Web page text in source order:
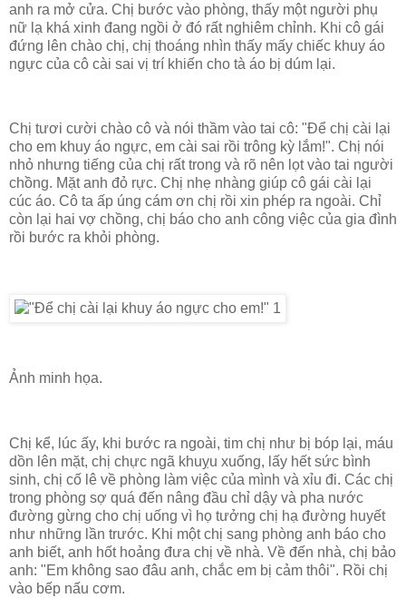
anh ra mở cửa. Chị bước vào phòng, thấy một người phụ
nữ lạ khá xinh đang ngồi ở đó rất nghiêm chỉnh. Khi cô gái
đứng lên chào chị, chị thoáng nhìn thấy mấy chiếc khuy áo
ngực của cô cài sai vị trí khiến cho tà áo bị dúm lại.
Chị tươi cười chào cô và nói thầm vào tai cô: "Để chị cài lại
cho em khuy áo ngực, em cài sai rồi trông kỳ lắm!". Chị nói
nhỏ nhưng tiếng của chị rất trong và rõ nên lọt vào tai người
chồng. Mặt anh đỏ rực. Chị nhẹ nhàng giúp cô gái cài lại
cúc áo. Cô ta ấp úng cám ơn chị rồi xin phép ra ngoài. Chỉ
còn lại hai vợ chồng, chị báo cho anh công việc của gia đình
rồi bước ra khỏi phòng.
Ảnh minh họa.
Chị kể, lúc ấy, khi bước ra ngoài, tim chị như bị bóp lại, máu
dồn lên mặt, chị chực ngã khuỵu xuống, lấy hết sức bình
sinh, chị cố lê về phòng làm việc của mình và xỉu đi. Các chị
trong phòng sợ quá đến nâng đầu chỉ dậy và pha nước
đường gừng cho chị uống vì họ tưởng chị hạ đường huyết
như những lần trước. Khi một chị sang phòng anh báo cho
anh biết, anh hốt hoảng đưa chị về nhà. Về đến nhà, chị bảo
anh: "Em không sao đâu anh, chắc em bị cảm thôi". Rồi chị
vào bếp nấu cơm.